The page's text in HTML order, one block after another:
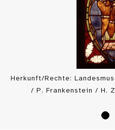
Herkunft/Rechte:
/ P. Frankenstein / H.